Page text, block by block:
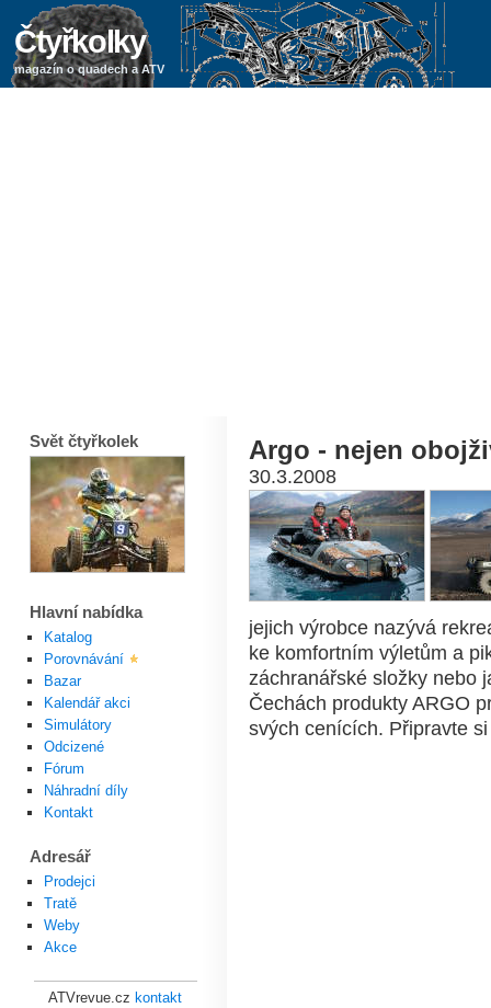
Čtyřkolky
magazín o quadech a ATV
Argo - nejen
30.3.2008
jejich výrobce nazývá
ke komfortním výletům a
záchranářské složky nebo
Čechách produkty ARGO
svých cenících. Připravte
Svět čtyřkolek
Hlavní nabídka
Katalog
Porovnávání
Bazar
Kalendář akci
Simulátory
Odcizené
Fórum
Náhradní díly
Kontakt
Adresář
Prodejci
Tratě
Weby
Akce
ATVrevue.cz kontakt